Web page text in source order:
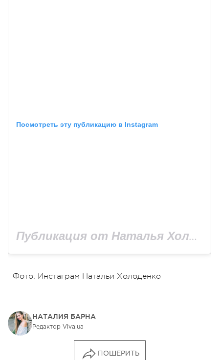
Посмотреть эту публикацию в Instagram
Публикация от Наталья Холоденко (@kholodenkon)
Фото: Инстаграм Натальи Холоденко
НАТАЛИЯ БАРНА
Редактор Viva.ua
ПОШЕРИТЬ